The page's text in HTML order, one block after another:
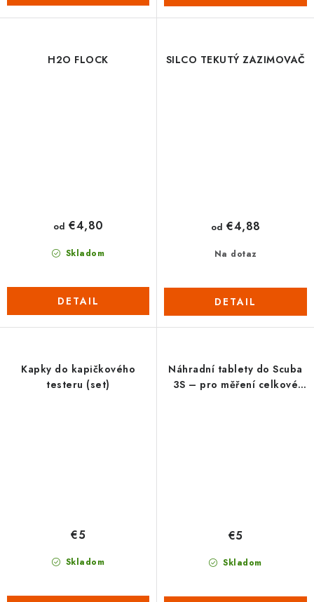
H2O FLOCK
Skladom
od €4,80
DETAIL
SILCO TEKUTÝ ZAZIMOVAČ
Na dotaz
od €4,88
DETAIL
Kapky do kapičkového
testeru (set)
Skladom
€5
Náhradní tablety do Scuba
3S – pro měření celkové
Skladom
€5